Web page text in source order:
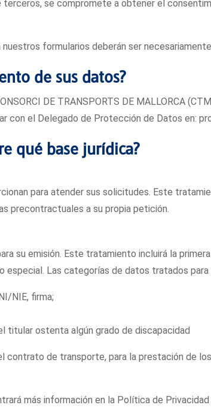
se compromete a obtener el
formularios deberán ser
de sus datos?
DE TRANSPORTS DE MALLORCA
con el Delegado de Protección de Datos en:
qué base jurídica?
para atender sus solicitudes. Este
precontractuales a su propia petición.
su emisión. Este tratamiento incluirá la
Las categorías de datos tratados
NIE, firma;
titular ostenta algún grado de discapacidad
de transporte, para la prestación de
más información en la Política de